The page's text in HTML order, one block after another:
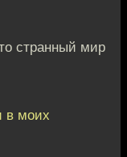
странный мир
в моих